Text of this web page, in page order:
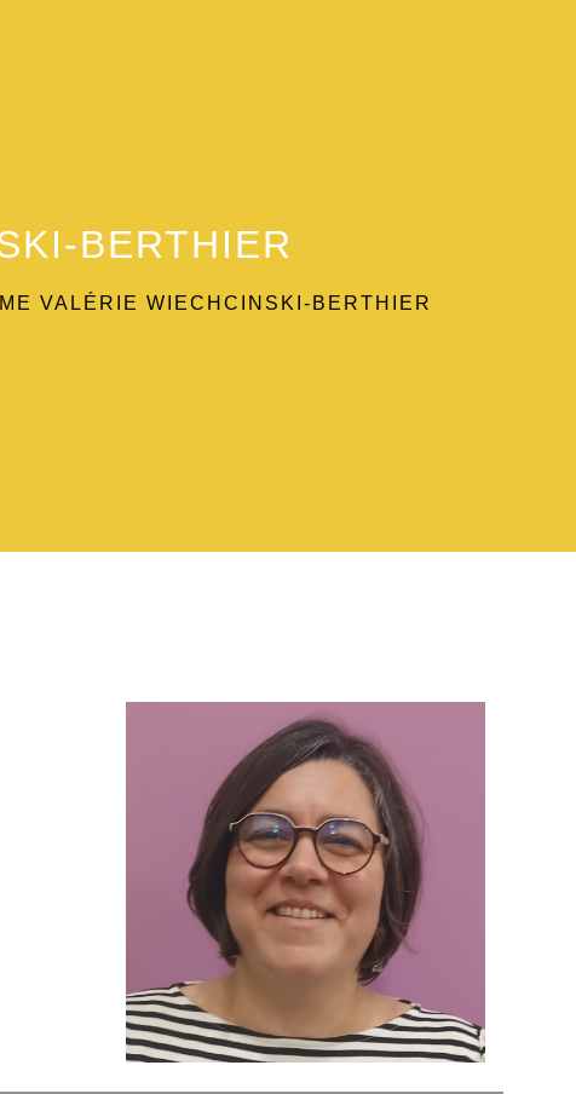
BERTHIER
VALÉRIE WIECHCINSKI-BERTHIER